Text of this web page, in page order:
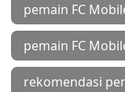
pemain FC
pemain FC
rekomendasi